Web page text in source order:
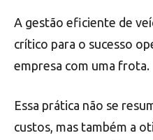
A gestão eficiente de
crítico para o sucesso
empresa com uma frota.
Essa prática não se
custos, mas também a